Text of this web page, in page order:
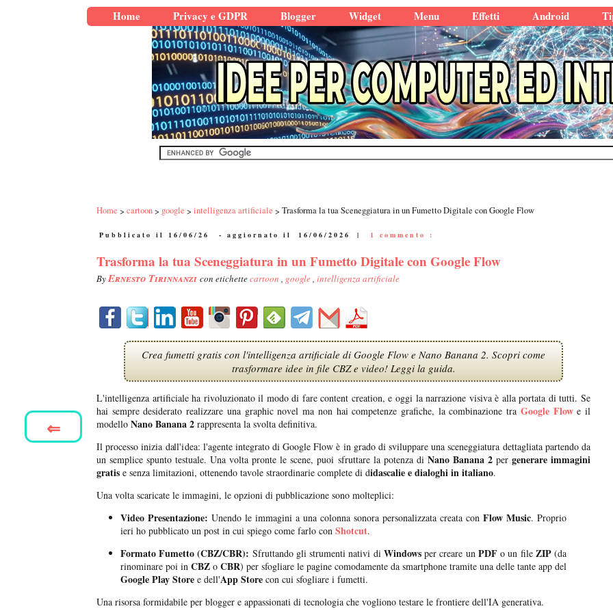
Home Privacy e GDPR Blogger Widget Menu Effetti Android
Home cartoon google intelligenza artificiale Trasforma la tua Sceneggiatura in un Fumetto Digitale con Google Flow
Pubblicato il 16/06/26 - aggiornato il 16/06/2026 | 1 commento :
Trasforma la tua Sceneggiatura in un Fumetto Digitale con Google Flow
ByErnesto Tirinnanzi con etichettecartoon , google, intelligenza artificiale
Crea fumetti gratis con l'intelligenza artificiale di Google Flow e Nano Banana 2. Scopri come
trasformare idee in file CBZ e video! Leggi la guida.
L'intelligenza artificiale ha rivoluzionato il modo di fare content creation, e oggi la narrazione visiva è alla portata di tutti. Se
hai sempre desiderato realizzare una graphic novel ma non hai competenze grafiche, la combinazione tra Google Flowe il
modello Nano Banana 2 rappresenta la svolta definitiva.
Il processo inizia dall'idea: l'agente integrato di Google Flow è in grado di sviluppare una sceneggiatura dettagliata partendo da
un semplice spunto testuale. Una volta pronte le scene, puoi sfruttare la potenza di Nano Banana 2per generare immagini
gratis e senza limitazioni, ottenendo tavole straordinarie complete di didascalie e dialoghi in italiano.
Una volta scaricate le immagini, le opzioni di pubblicazione sono molteplici:
Video Presentazione: Unendo le immagini a una colonna sonora personalizzata creata con Flow Music. Proprio
ieri ho pubblicato un post in cui spiego come farlo con Shotcut.
Formato Fumetto (CBZ/CBR): Sfruttando gli strumenti nativi di Windowsper creare un PDFo un file ZIP(da
rinominare poi in CBZ o CBR) per sfogliare le pagine comodamente da smartphone tramite una delle tante app del
Google Play Store e dell'App Store con cui sfogliare i fumetti.
Una risorsa formidabile per blogger e appassionati di tecnologia che vogliono testare le frontiere dell'IA generativa.
⇐